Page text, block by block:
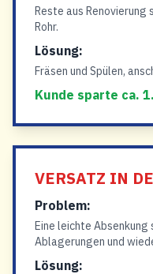
Reste aus
Rohr.
Lösung:
Fräsen und Spülen,
Kunde sparte ca.
VERSATZ IN
Problem:
Eine leichte
Ablagerungen und
Lösung: